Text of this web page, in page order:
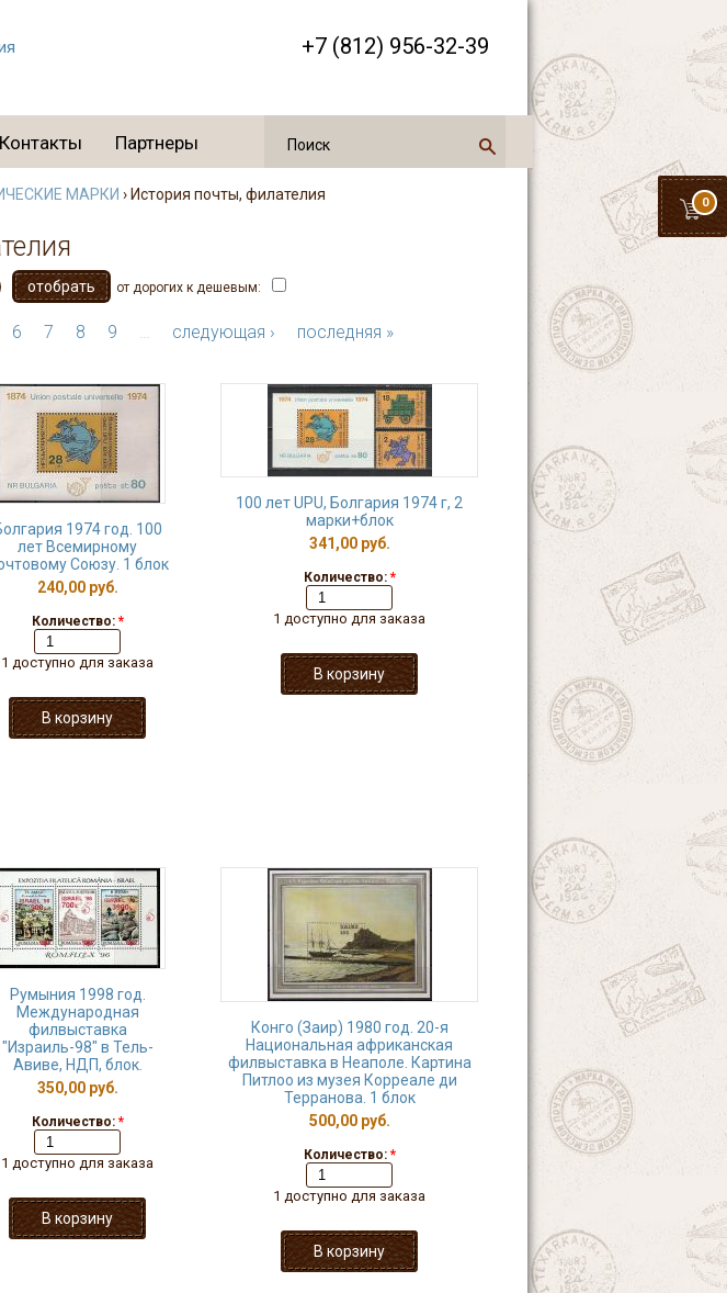
+7 (812) 956-32-39
0
Контакты Партнеры
МАРКИ › История почты, филателия
от дорогих к дешевым:
6 7 8 9 … следующая › последняя »
1974 год. 100
лет Всемирному
Союзу. 1 блок
240,00 руб.
Количество: *
1 доступно для заказа
100 лет UPU, Болгария 1974 г, 2
марки+блок
341,00 руб.
Количество: *
1 доступно для заказа
Румыния 1998 год.
Международная
филвыставка
"Израиль-98" в Тель-
Авиве, НДП, блок.
350,00 руб.
Количество: *
1 доступно для заказа
Конго (Заир) 1980 год. 20-я
Национальная африканская
филвыставка в Неаполе. Картина
Питлоо из музея Корреале ди
Терранова. 1 блок
500,00 руб.
Количество: *
1 доступно для заказа